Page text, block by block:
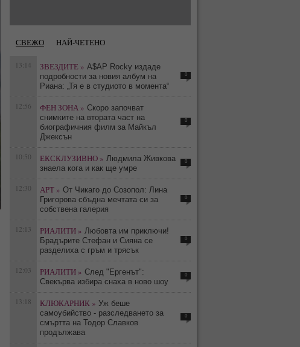
СВЕЖО НАЙ-ЧЕТЕНО
13:14 ЗВЕЗДИТЕ » A$AP Rocky издаде
подробности за новия албум на
Риана: „Тя е в студиото в момента“
0
12:56 ФЕН ЗОНА » Скоро започват
снимките на втората част на
биографичния филм за Майкъл
Джексън
0
10:50 ЕКСКЛУЗИВНО » Людмила Живкова
знаела кога и как ще умре
0
12:30 АРТ » От Чикаго до Созопол: Лина
Григорова сбъдна мечтата си за
собствена галерия
0
12:13 РИАЛИТИ » Любовта им приключи!
Брадърите Стефан и Сияна се
разделиха с гръм и трясък
0
12:03 РИАЛИТИ » След "Ергенът":
Свекърва избира снаха в ново шоу
0
13:18 КЛЮКАРНИК » Уж беше
самоубийство - разследването за
смъртта на Тодор Славков
продължава
0